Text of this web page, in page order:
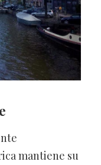
mantiene su